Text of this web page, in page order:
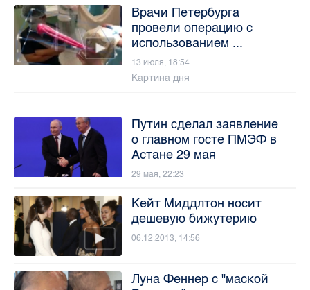
Врачи Петербурга
провели операцию с
использованием ...
13 июля, 18:54
Картина дня
Путин сделал заявление
о главном госте ПМЭФ в
Астане 29 мая
29 мая, 22:23
Кейт Миддлтон носит
дешевую бижутерию
06.12.2013, 14:56
Луна Феннер с "маской